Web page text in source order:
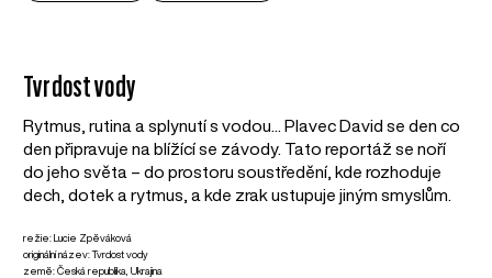
Tvrdost vody
Rytmus, rutina a splynutí s vodou... Plavec David se den co
den připravuje na blížící se závody. Tato reportáž se noří
do jeho světa – do prostoru soustředění, kde rozhoduje
dech, dotek a rytmus, a kde zrak ustupuje jiným smyslům.
režie: Lucie Zpěváková
originální název: Tvrdost vody
země: Česká republika, Ukrajina